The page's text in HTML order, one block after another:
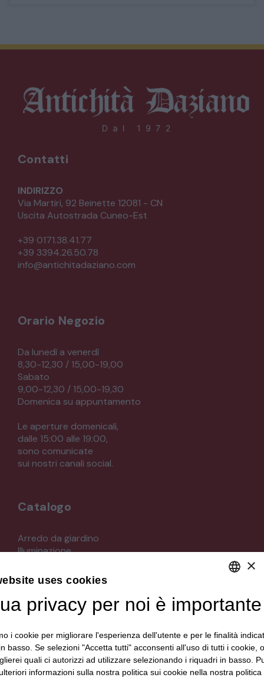
Contatti
INDIRIZZO
Via Martiri, 92 Beinette 12081 - CN
Uscita Autostrada Cuneo-Est
+39 0171.38.41.77
+39 3394.26.50.78
info@antichitadaziano.com
Orario Negozio
Da lunedì a venerdì
8,30-12,30 / 15,00-19,00
Sabato
9,00-12,30 / 15,00-19,30
Domenica su appuntamento
Le aperture domenicali,
dalle 15:00 alle 19:00,
sono comunicate
sui nostri canali social.
Catalogo
Arredo da giardino
Illuminazione
Mobili
Oggettistica
Orologeria
Quadri stampe
Strumenti musicali e accessori
Tappeti e tessuti
Veicoli d'epoca
DEFAULT LANGUAGE
ITALIAN
×
uses cookies
privacy per noi è importante
i cookie per migliorare l'esperienza dell'utente e per le finalità
basso. Se selezioni "Accetta tutti" acconsenti all'uso di tutti i cookie,
quali ci autorizzi ad utilizzare selezionando i riquadri in basso.
informazioni sulla nostra politica sui cookie nella nostra politica